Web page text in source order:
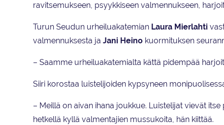
ravitsemukseen, psyykkiseen valmennukseen,
Turun Seudun urheiluakatemian Laura Mierlahti
valmennuksesta ja Jani Heino kuormituksen
– Saamme urheiluakatemialta kättä pidempää
Siiri korostaa luistelijoiden kypsyneen
– Meillä on aivan ihana joukkue. Luistelijat vievät
hetkellä kyllä valmentajien mussukoita, hän kiittää.